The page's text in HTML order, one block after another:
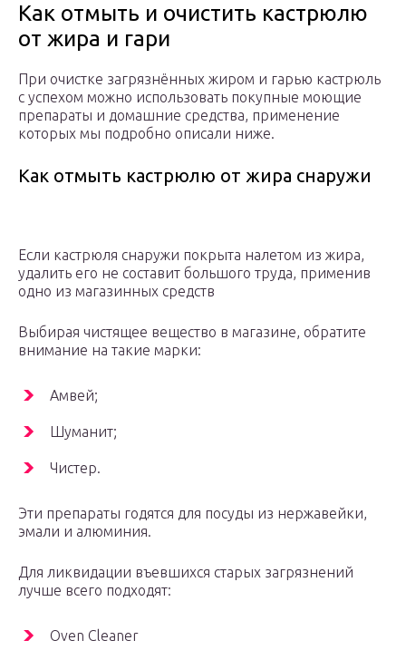
Как отмыть и очистить кастрюлю
от жира и гари
При очистке загрязнённых жиром и гарью кастрюль
с успехом можно использовать покупные моющие
препараты и домашние средства, применение
которых мы подробно описали ниже.
Как отмыть кастрюлю от жира снаружи
Если кастрюля снаружи покрыта налетом из жира,
удалить его не составит большого труда, применив
одно из магазинных средств
Выбирая чистящее вещество в магазине, обратите
внимание на такие марки:
Амвей;
Шуманит;
Чистер.
Эти препараты годятся для посуды из нержавейки,
эмали и алюминия.
Для ликвидации въевшихся старых загрязнений
лучше всего подходят:
Oven Cleaner